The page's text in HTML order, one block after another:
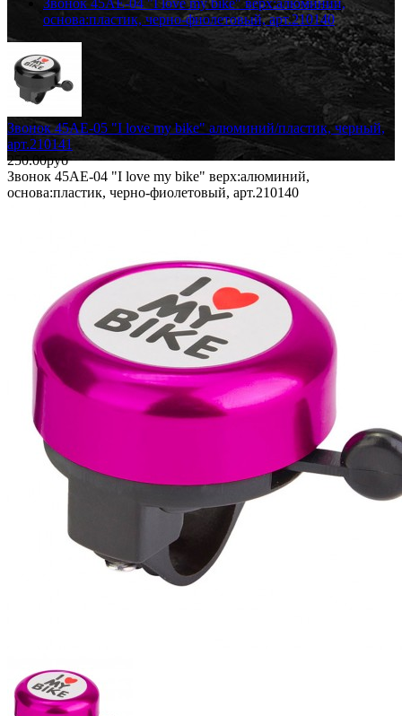
основа:пластик, черно-фиолетовый, арт.210140
Звонок 45AE-05 "I love my bike" алюминий/пластик, черный,
арт.210141
250.00руб
Звонок 45AE-04 "I love my bike" верх:алюминий,
основа:пластик, черно-фиолетовый, арт.210140